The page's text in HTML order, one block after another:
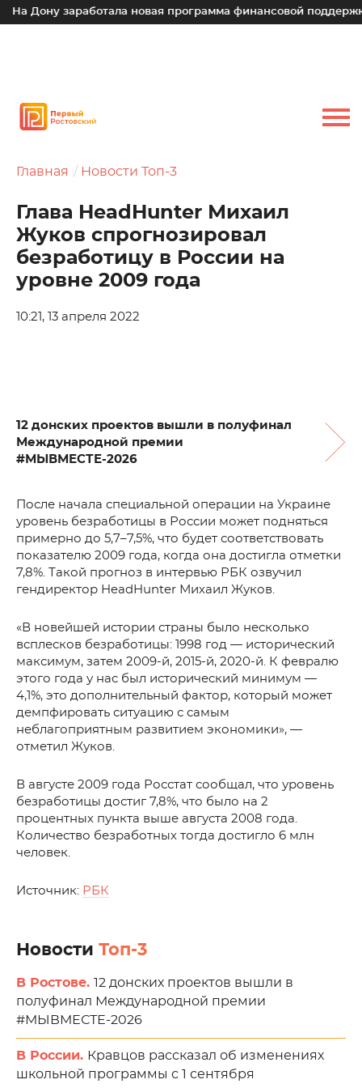
Дону заработала новая программа финансовой поддержки
Главная Новости Топ-3
Глава HeadHunter Михаил
Жуков спрогнозировал
безработицу в России на
уровне 2009 года
10:21, 13 апреля 2022
12 донских проектов вышли в полуфинал
Международной премии
#МЫВМЕСТЕ-2026
После начала специальной операции на Украине
уровень безработицы в России может подняться
примерно до 5,7–7,5%, что будет соответствовать
показателю 2009 года, когда она достигла отметки
7,8%. Такой прогноз в интервью РБК озвучил
гендиректор HeadHunter Михаил Жуков.
«В новейшей истории страны было несколько
всплесков безработицы: 1998 год — исторический
максимум, затем 2009-й, 2015-й, 2020-й. К февралю
этого года у нас был исторический минимум —
4,1%, это дополнительный фактор, который может
демпфировать ситуацию с самым
неблагоприятным развитием экономики», —
отметил Жуков.
В августе 2009 года Росстат сообщал, что уровень
безработицы достиг 7,8%, что было на 2
процентных пункта выше августа 2008 года.
Количество безработных тогда достигло 6 млн
человек.
Источник: РБК
Новости Топ-3
В Ростове. 12 донских проектов вышли в
полуфинал Международной премии
#МЫВМЕСТЕ-2026
В России. Кравцов рассказал об изменениях
школьной программы с 1 сентября